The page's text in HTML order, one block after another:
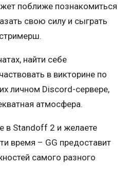
поближе познакомиться
свою силу и сыграть
найти себе
в викторине по
личном Discord-сервере,
атмосфера.
в Standoff 2 и желаете
время – GG предоставит
самого разного